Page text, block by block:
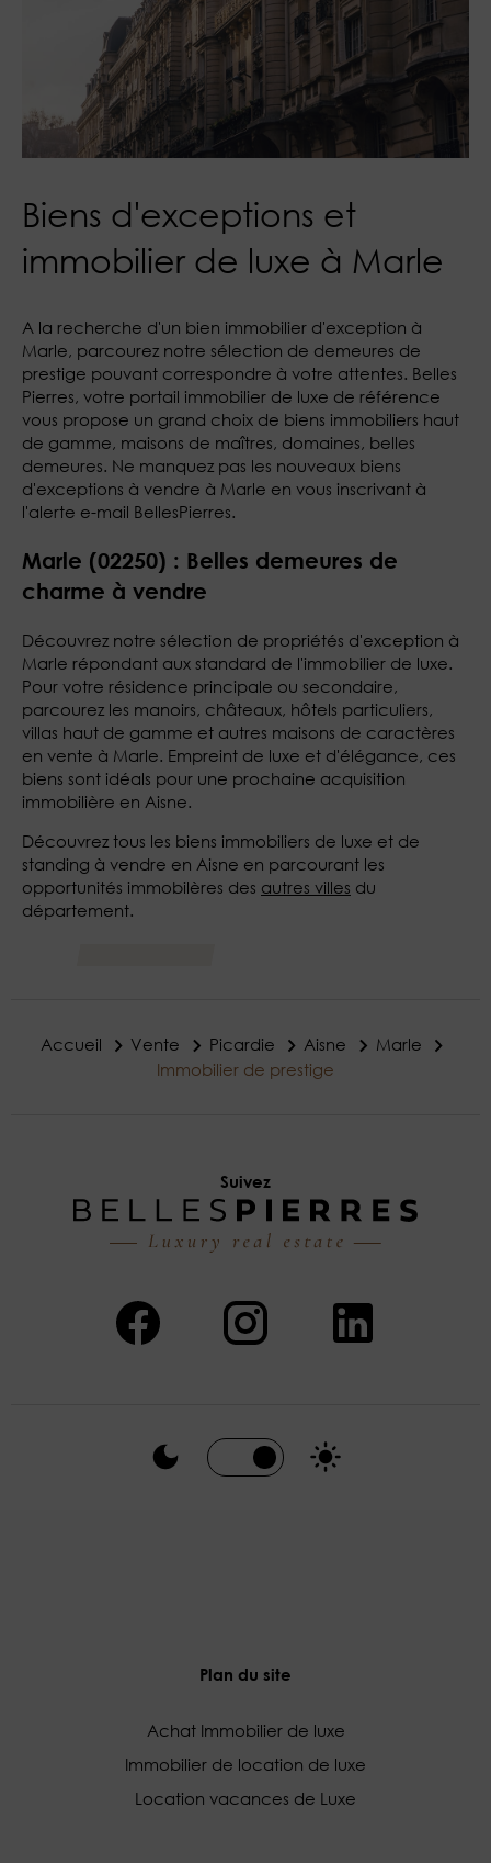
Biens d'exceptions et
immobilier de luxe à Marle
A la recherche d'un bien immobilier d'exception à
Marle, parcourez notre sélection de demeures de
prestige pouvant correspondre à votre attentes. Belles
Pierres, votre portail immobilier de luxe de référence
vous propose un grand choix de biens immobiliers haut
de gamme, maisons de maîtres, domaines, belles
demeures. Ne manquez pas les nouveaux biens
d'exceptions à vendre à Marle en vous inscrivant à
l'alerte e-mail BellesPierres.
Marle (02250) : Belles demeures de
charme à vendre
Découvrez notre sélection de propriétés d'exception à
Marle répondant aux standard de l'immobilier de luxe.
Pour votre résidence principale ou secondaire,
parcourez les manoirs, châteaux, hôtels particuliers,
villas haut de gamme et autres maisons de caractères
en vente à Marle. Empreint de luxe et d'élégance, ces
biens sont idéals pour une prochaine acquisition
immobilière en Aisne.
Découvrez tous les biens immobiliers de luxe et de
standing à vendre en Aisne en parcourant les
opportunités immobilères des autres villes du
département.
Accueil Vente Picardie Aisne
Marle
Immobilier de prestige
Suivez
Plan du site
Achat Immobilier de luxe
Immobilier de location de luxe
Location vacances de Luxe